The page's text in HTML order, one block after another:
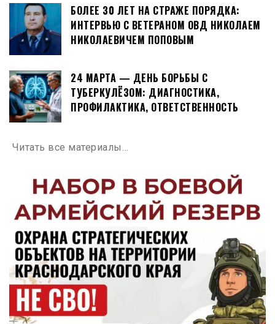
БОЛЕЕ 30 ЛЕТ НА СТРАЖЕ ПОРЯДКА:
ИНТЕРВЬЮ С ВЕТЕРАНОМ ОВД НИКОЛАЕМ
НИКОЛАЕВИЧЕМ ПОПОВЫМ
24 МАРТА — ДЕНЬ БОРЬБЫ С
ТУБЕРКУЛЁЗОМ: ДИАГНОСТИКА,
ПРОФИЛАКТИКА, ОТВЕТСТВЕННОСТЬ
Читать все материалы…